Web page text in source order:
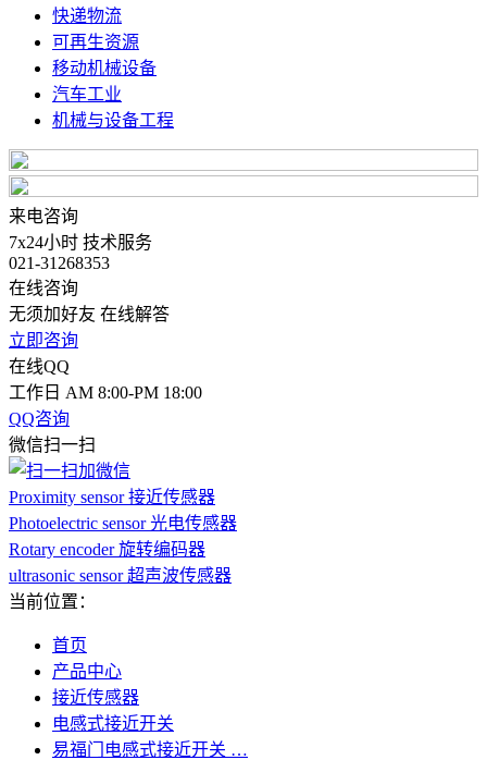
快递物流
可再生资源
移动机械设备
汽车工业
机械与设备工程
来电咨询
7x24小时 技术服务
021-31268353
在线咨询
无须加好友 在线解答
立即咨询
在线QQ
工作日 AM 8:00-PM 18:00
QQ咨询
微信扫一扫
Proximity sensor 接近传感器
Photoelectric sensor 光电传感器
Rotary encoder 旋转编码器
ultrasonic sensor 超声波传感器
当前位置：
首页
产品中心
接近传感器
电感式接近开关
易福门电感式接近开关 …